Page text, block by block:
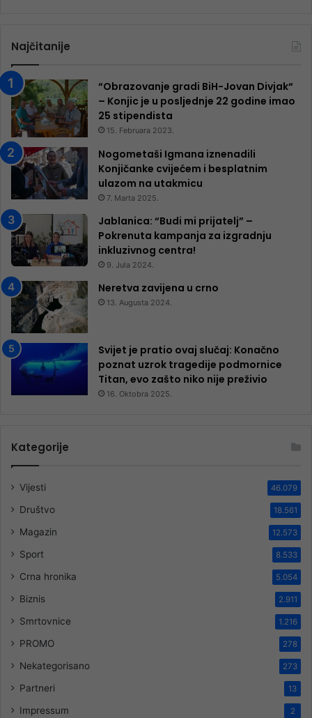
Najčitanije
“Obrazovanje gradi BiH-Jovan Divjak“
– Konjic je u posljednje 22 godine imao
25 ​​stipendista
15. Februara 2023.
Nogometaši Igmana iznenadili
Konjičanke cvijećem i besplatnim
ulazom na utakmicu
7. Marta 2025.
Jablanica: “Budi mi prijatelj” –
Pokrenuta kampanja za izgradnju
inkluzivnog centra!
9. Jula 2024.
Neretva zavijena u crno
13. Augusta 2024.
Svijet je pratio ovaj slučaj: Konačno
poznat uzrok tragedije podmornice
Titan, evo zašto niko nije preživio
16. Oktobra 2025.
Kategorije
Vijesti 46.079
Društvo 18.561
Magazin 12.573
Sport 8.533
Crna hronika 5.054
Biznis 2.911
Smrtovnice 1.216
PROMO 278
Nekategorisano 273
Partneri 13
Impressum 2